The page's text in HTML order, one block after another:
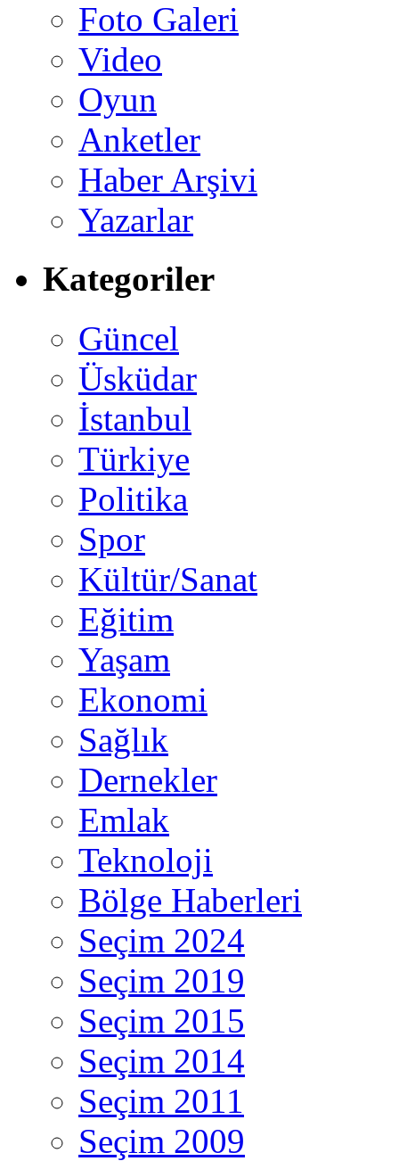
Foto Galeri
Video
Oyun
Anketler
Haber Arşivi
Yazarlar
Kategoriler
Güncel
Üsküdar
İstanbul
Türkiye
Politika
Spor
Kültür/Sanat
Eğitim
Yaşam
Ekonomi
Sağlık
Dernekler
Emlak
Teknoloji
Bölge Haberleri
Seçim 2024
Seçim 2019
Seçim 2015
Seçim 2014
Seçim 2011
Seçim 2009